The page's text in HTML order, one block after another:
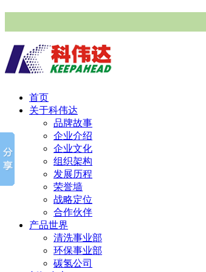
首页
关于科伟达
品牌故事
企业介绍
企业文化
组织架构
发展历程
荣誉墙
战略定位
合作伙伴
产品世界
清洗事业部
环保事业部
碳氢公司